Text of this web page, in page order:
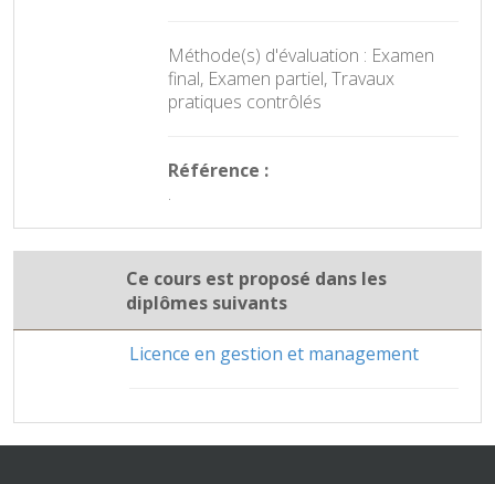
Méthode(s) d'évaluation : Examen
final, Examen partiel, Travaux
pratiques contrôlés
Référence :
.
Ce cours est proposé dans les
diplômes suivants
Licence en gestion et management